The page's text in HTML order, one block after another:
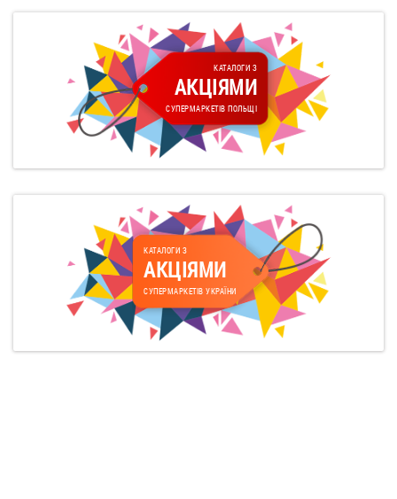
КАТАЛОГИ З
АКЦІЯМИ
СУПЕРМАРКЕТІВ ПОЛЬЩІ
КАТАЛОГИ З
АКЦІЯМИ
СУПЕРМАРКЕТІВ УКРАЇНИ